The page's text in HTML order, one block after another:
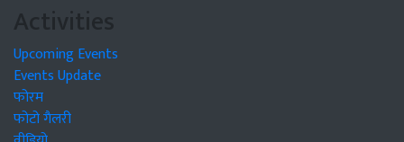
Activities
Upcoming Events
Events Update
फोरम
फोटो गैलरी